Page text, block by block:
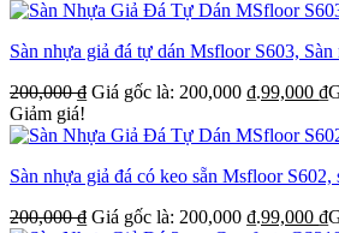
Sàn nhựa giả đá tự dán Msfloor S603, Sàn
200,000₫ Giá gốc là: 200,000 ₫.99,000 ₫
Giảm giá!
Sàn nhựa giả đá có keo sẵn Msfloor S602,
200,000₫ Giá gốc là: 200,000 ₫.99,000 ₫